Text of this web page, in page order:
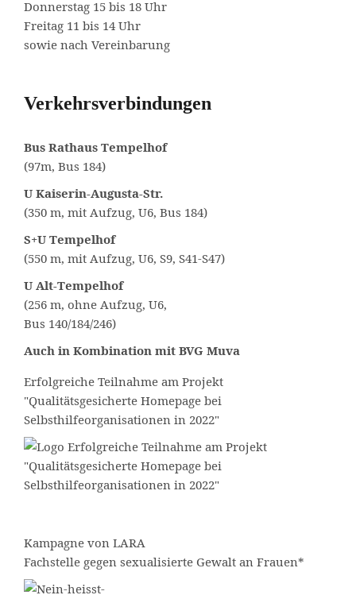
Donnerstag 15 bis 18 Uhr
Freitag 11 bis 14 Uhr
sowie nach Vereinbarung
Verkehrsverbindungen
Bus Rathaus Tempelhof
(97m, Bus 184)
U Kaiserin-Augusta-Str.
(350 m, mit Aufzug, U6, Bus 184)
S+U Tempelhof
(550 m, mit Aufzug, U6, S9, S41-S47)
U Alt-Tempelhof
(256 m, ohne Aufzug, U6,
Bus 140/184/246)
Auch in Kombination mit BVG Muva
Erfolgreiche Teilnahme am Projekt
"Qualitätsgesicherte Homepage bei
Selbsthilfeorganisationen in 2022"
Kampagne von LARA
Fachstelle gegen sexualisierte Gewalt an Frauen*